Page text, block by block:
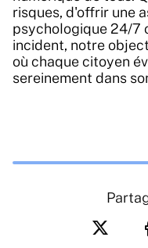
risques, d'offrir une
psychologique 24/7
incident, notre
où chaque citoyen
sereinement dans